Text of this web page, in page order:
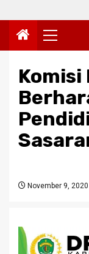
Primary
Menu
Komisi
November 9, 2020